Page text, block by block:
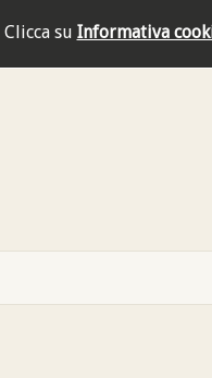
Clicca su Informativa